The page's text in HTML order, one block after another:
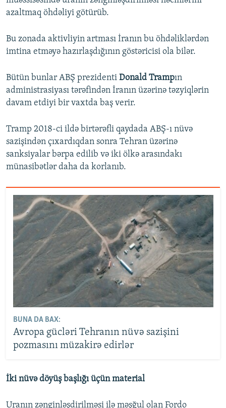
azaltmaq öhdəliyi götürüb.
Bu zonada aktivliyin artması İranın bu öhdəliklərdən
imtina etməyə hazırlaşdığının göstəricisi ola bilər.
Bütün bunlar ABŞ prezidenti Donald Trampın
administrasiyası tərəfindən İranın üzərinə təzyiqlərin
davam etdiyi bir vaxtda baş verir.
Tramp 2018-ci ildə birtərəfli qaydada ABŞ-ı nüvə
sazişindən çıxardıqdan sonra Tehran üzərinə
sanksiyalar bərpa edilib və iki ölkə arasındakı
münasibətlər daha da korlanıb.
BUNA DA BAX:
Avropa gücləri Tehranın nüvə sazişini
pozmasını müzakirə edirlər
İki nüvə döyüş başlığı üçün material
Uranın zənginləşdirilməsi ilə məşğul olan Fordo